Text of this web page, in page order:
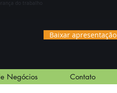
do trabalho
Baixar apresentação
Negócios Contato